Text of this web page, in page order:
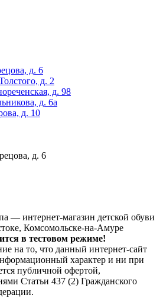
д. 6
д. 2
д. 98
д. 6а
д. 10
д. 6
— интернет-магазин детской обуви
Комсомольске-на-Амуре
в тестовом режиме!
на то, что данный интернет-сайт
характер и ни при
публичной офертой,
Статьи 437 (2) Гражданского